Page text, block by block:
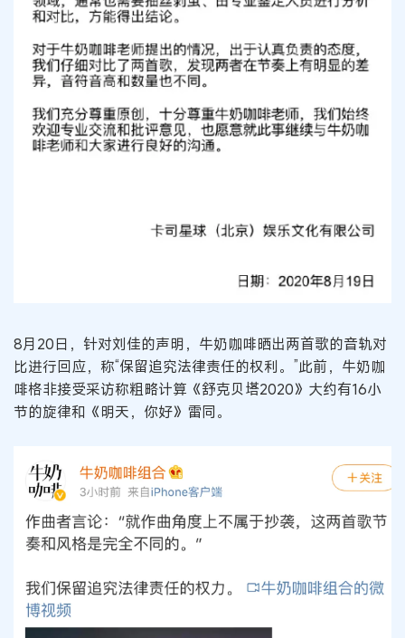
8月20日，针对刘佳的声明，牛奶咖啡晒出两首歌的音轨对
比进行回应，称“保留追究法律责任的权利。”此前，牛奶咖
啡格非接受采访称粗略计算《舒克贝塔2020》大约有16小
节的旋律和《明天，你好》雷同。